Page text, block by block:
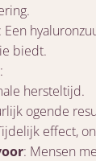
: Een
biedt.
:
hersteltijd.
ogende
effect,
: Mensen